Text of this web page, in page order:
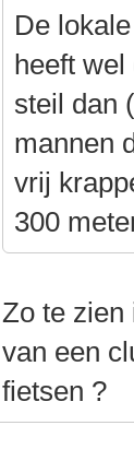
De
heeft
steil dan
mannen
vrij
300
Zo te zien
van een
fietsen ?